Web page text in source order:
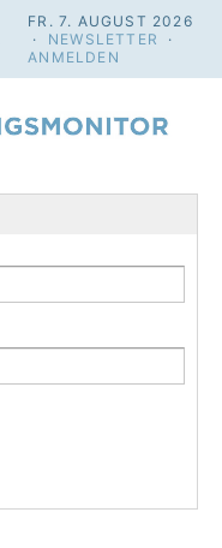
FR. 7. AUGUST 2026
· NEWSLETTER
·
ANMELDEN